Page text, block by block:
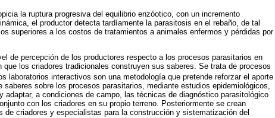
la ruptura progresiva del equilibrio enzóotico, con un incremento
el productor detecta tardíamente la parasitosis en el rebaño, de tal
superiores a los costos de tratamientos a animales enfermos y pérdidas por
de percepción de los productores respecto a los procesos parasitarios en
los criadores tradicionales construyen sus saberes. Se trata de procesos
laboratorios interactivos son una metodología que pretende reforzar el aporte
sobre los procesos parasitarios, mediante estudios epidemiológicos,
a condiciones de campo, las técnicas de diagnóstico parasitológico
con los criadores en su propio terreno. Posteriormente se crean
criadores y especialistas para la construcción y sistematización del